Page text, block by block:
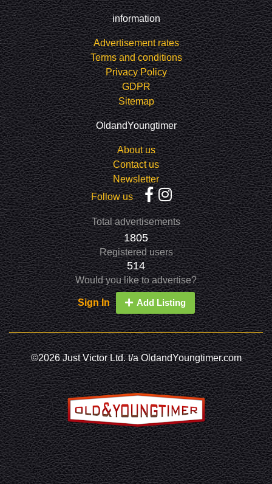
information
Advertisement rates
Terms and conditions
Privacy Policy
GDPR
Sitemap
OldandYoungtimer
About us
Contact us
Newsletter
Follow us
Total advertisements
1805
Registered users
514
Would you like to advertise?
Sign In Add Listing
©2026 Just Victor Ltd. t/a OldandYoungtimer.com